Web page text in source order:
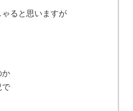
ると思いますが
か
で